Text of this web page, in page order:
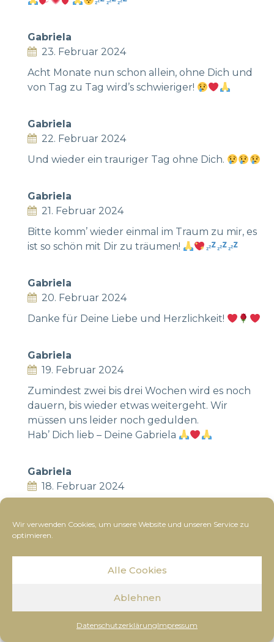
Wir verwenden Cookies, um unsere Website und unseren Service zu
optimieren.
Alle Cookies
Ablehnen
DatenschutzerklärungImpressum
Gabriela
23. Februar 2024
Acht Monate nun schon allein, ohne Dich und
von Tag zu Tag wird’s schwieriger!
Gabriela
22. Februar 2024
Und wieder ein trauriger Tag ohne Dich.
Gabriela
21. Februar 2024
Bitte komm’ wieder einmal im Traum zu mir, es
ist so schön mit Dir zu träumen!
Gabriela
20. Februar 2024
Danke für Deine Liebe und Herzlichkeit!
Gabriela
19. Februar 2024
Zumindest zwei bis drei Wochen wird es noch
dauern, bis wieder etwas weitergeht. Wir
müssen uns leider noch gedulden.
Hab’ Dich lieb – Deine Gabriela
Gabriela
18. Februar 2024
17. Februar 2024